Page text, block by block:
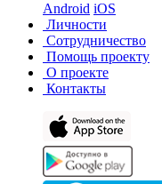
Android iOS
Личности
Сотрудничество
Помощь проекту
О проекте
Контакты